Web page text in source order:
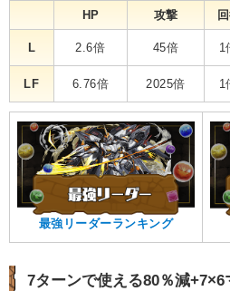
HP 攻撃
L 2.6倍 45倍 1
LF 6.76倍 2025倍 1
最強リーダーランキング
7ターンで使える80％減+7×6